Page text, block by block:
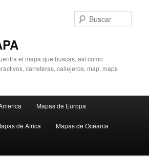
el mapa que buscas, así como
carreteras, callejeros, map, maps
Mapas de Europa
de Africa Mapas de Oceania